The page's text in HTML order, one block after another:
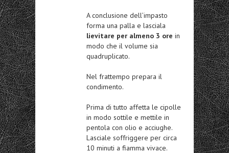
A conclusione dell’impasto
forma una palla e lasciala
lievitare per almeno 3 ore in
modo che il volume sia
quadruplicato.
Nel frattempo prepara il
condimento.
Prima di tutto affetta le cipolle
in modo sottile e mettile in
pentola con olio e acciughe.
Lasciale soffriggere per circa
10 minuti a fiamma vivace.